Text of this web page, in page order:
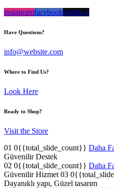
instagramfacebooktwitter-x
Have Questions?
info@website.com
Where to Find Us?
Look Here
Ready to Shop?
Visit the Store
01 0{{total_slide_count}} Daha
Güvenilir Destek
02 0{{total_slide_count}} Daha
Güvenilir Hizmet 03
Dayanıklı yapı, Güzel tasarım